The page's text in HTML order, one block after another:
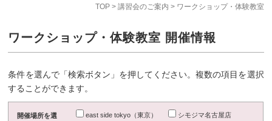
TOP> 講習会のご案内 > ワークショップ・体験教室
ワークショップ・体験教室 開催情報
条件を選んで「検索ボタン」を押してください。複数の項目を選択
することができます。
開催場所を選
east side tokyo（東京）
シモジマ名古屋店